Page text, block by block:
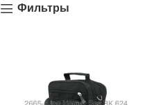
Фильтры